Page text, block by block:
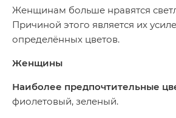
Женщинам больше нравятся
Причиной этого является их
определённых цветов.
Женщины
Наиболее предпочтительные
фиолетовый, зеленый.